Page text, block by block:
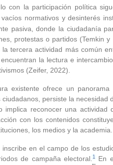
con la participación política
normativos y desinterés
pasiva, donde la ciudadanía
protestas o partidos (Temkin
la tercera actividad más común
la lectura e
(Zeifer, 2022).
existente ofrece un
persiste la
implica reconocer una
con los contenidos
los medios y la academia.
en el campo de los
de campaña electoral.1
En